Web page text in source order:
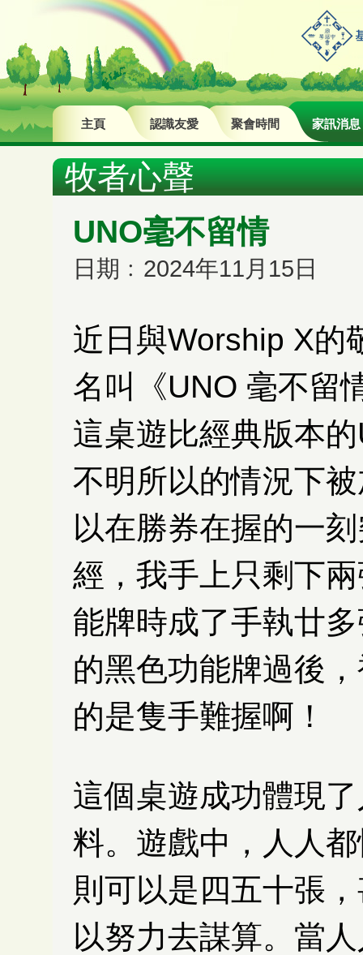
主頁 認識友愛 聚會時間 家訊消息
牧者心聲
UNO毫不留情
日期﹕2024年11月15日
近日與Worship X的
名叫《UNO 毫不留
這桌遊比經典版本
不明所以的情況下
以在勝券在握的一
經，我手上只剩下
能牌時成了手執廿
的黑色功能牌過後
的是隻手難握啊！
這個桌遊成功體現
料。遊戲中，人人
則可以是四五十張
以努力去謀算。當